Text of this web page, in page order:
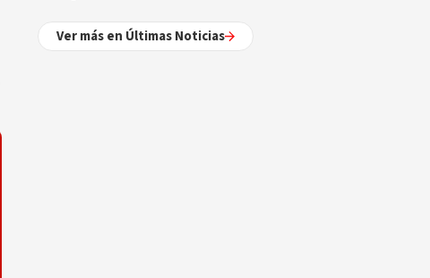
Ver más en Últimas Noticias